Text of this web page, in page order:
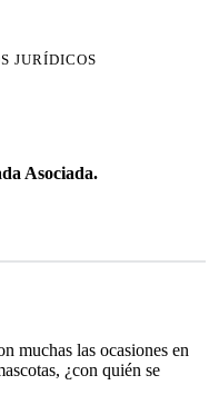
JURÍDICOS
Asociada.
muchas las ocasiones en
¿con quién se